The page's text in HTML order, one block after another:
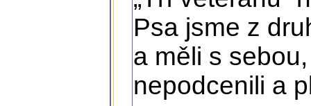
Psa jsme z
a měli s
nepodcenili a